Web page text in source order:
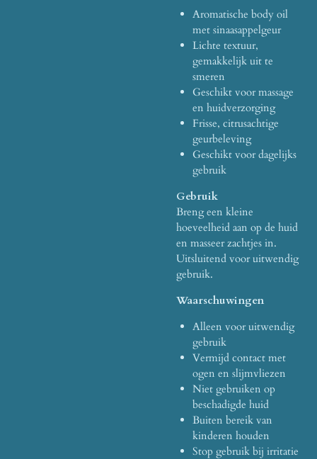
Aromatische body oil
met sinaasappelgeur
Lichte textuur,
gemakkelijk uit te
smeren
Geschikt voor massage
en huidverzorging
Frisse, citrusachtige
geurbeleving
Geschikt voor dagelijks
gebruik
Gebruik
Breng een kleine
hoeveelheid aan op de huid
en masseer zachtjes in.
Uitsluitend voor uitwendig
gebruik.
Waarschuwingen
Alleen voor uitwendig
gebruik
Vermijd contact met
ogen en slijmvliezen
Niet gebruiken op
beschadigde huid
Buiten bereik van
kinderen houden
Stop gebruik bij irritatie